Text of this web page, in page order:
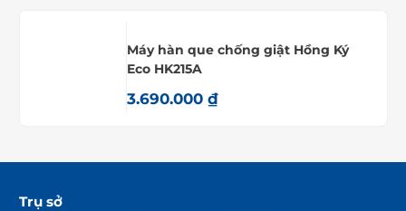
Máy hàn que chống giật Hồng Ký
Eco HK215A
3.690.000 ₫
Trụ sở